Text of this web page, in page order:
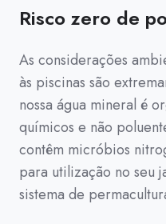
Risco zero de
As considerações
às piscinas são
nossa água mineral é
químicos e não
contêm micróbios
para utilização no seu
sistema de